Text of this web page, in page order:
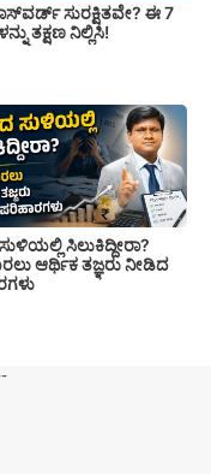
ಸುರಕ್ಷಿತವೇ? ಈ 7
ತಕ್ಷಣ ನಿಲ್ಲಿಸಿ!
ಸಿಲುಕಿದ್ದೀರಾ?
ಆರ್ಥಿಕ ತಜ್ಞರು ನೀಡಿದ